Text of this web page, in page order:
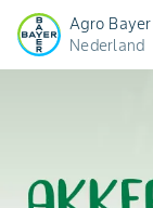
Agro Bayer
Nederland